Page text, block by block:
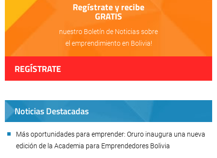
Regístrate y recibe
GRATIS
nuestro Boletín de Noticias sobre
el emprendimiento en Bolivia!
REGÍSTRATE
Noticias Destacadas
Más oportunidades para emprender: Oruro inaugura una nueva
edición de la Academia para Emprendedores Bolivia